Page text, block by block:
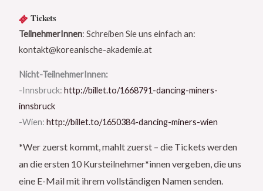
Tickets
TeilnehmerInnen: Schreiben Sie uns einfach an:
kontakt@koreanische-akademie.at
Nicht-TeilnehmerInnen:
-Innsbruck:http://billet.to/1668791-dancing-miners-
innsbruck
-Wien:http://billet.to/1650384-dancing-miners-wien
*Wer zuerst kommt, mahlt zuerst – die Tickets werden
an die ersten 10 Kursteilnehmer*innen vergeben, die uns
eine E-Mail mit ihrem vollständigen Namen senden.